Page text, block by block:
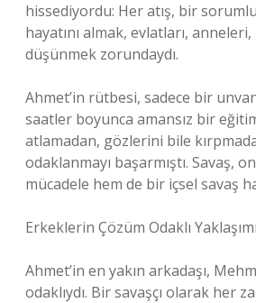
hissediyordu: Her atış, bir
hayatını almak, evlatları, anneleri,
düşünmek zorundaydı.
Ahmet’in rütbesi, sadece bir
saatler boyunca amansız bir
atlamadan, gözlerini bile
odaklanmayı başarmıştı. Savaş,
mücadele hem de bir içsel savaş
Erkeklerin Çözüm Odaklı
Ahmet’in en yakın arkadaşı,
odaklıydı. Bir savaşçı olarak her